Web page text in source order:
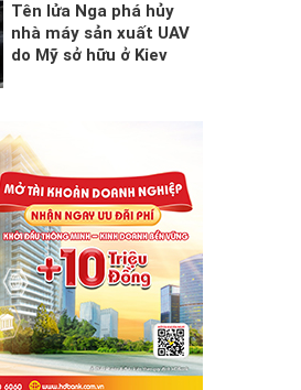
Tên lửa Nga phá hủy
nhà máy sản xuất UAV
do Mỹ sở hữu ở Kiev